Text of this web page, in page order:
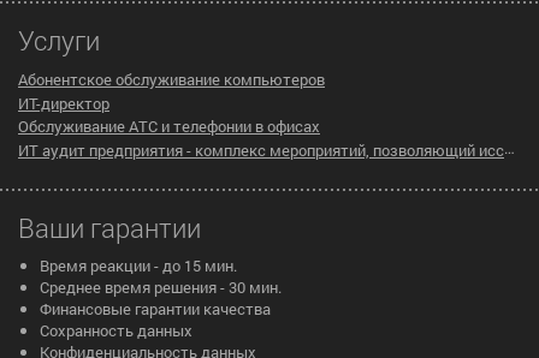
Услуги
Абонентское обслуживание компьютеров
ИТ-директор
Обслуживание АТС и телефонии в офисах
ИТ аудит предприятия - комплекс мероприятий, позволяющий исследовать существующую инфраструктуру компании на предмет эффективности ее работы
Ваши гарантии
Время реакции - до 15 мин.
Среднее время решения - 30 мин.
Финансовые гарантии качества
Сохранность данных
Конфиденциальность данных